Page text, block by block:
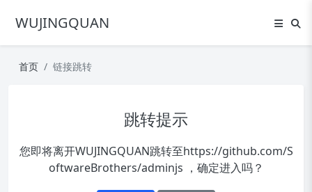
WUJINGQUAN
首页 链接跳转
跳转提示
您即将离开WUJINGQUAN跳转至https://github.com/S
oftwareBrothers/adminjs ，确定进入吗？